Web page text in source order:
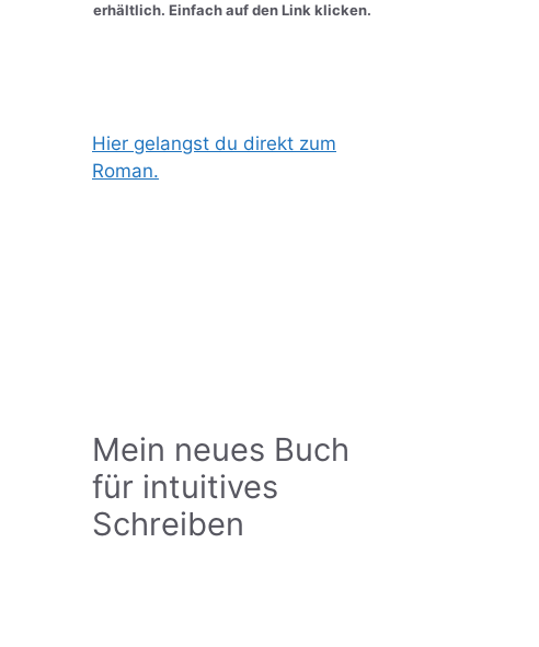
erhältlich. Einfach auf den Link klicken.
Hier gelangst du direkt zum
Roman.
Mein neues Buch
für intuitives
Schreiben